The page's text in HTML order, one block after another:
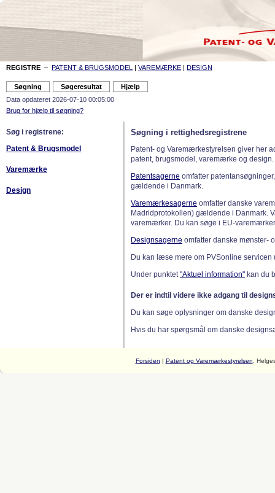
REGISTRE – PATENT & BRUGSMODEL | VAREMÆRKE | DESIGN
Data opdateret 2026-07-10 00:05:00
Brug for hjælp til søgning?
Søg i registrene:
Patent & Brugsmodel
Varemærke
Design
Søgning i rettighedsregistrene
Patent- og Varemærkestyrelsen giver her
patent, brugsmodel, varemærke og design.
Patentsagerne omfatter
gældende i Danmark.
Varemærkesagerne omfatter danske
Madridprotokollen) gældende i Danmark.
varemærker. Du kan søge i EU-
Designsagerne omfatter danske mønster-
Du kan læse mere om PVSonline
Under punktet"Aktuel information" kan du
Der er indtil videre ikke adgang til
Du kan søge oplysninger om danske
Hvis du har spørgsmål om danske
Forsiden | Patent og Varemærkestyrelsen ,